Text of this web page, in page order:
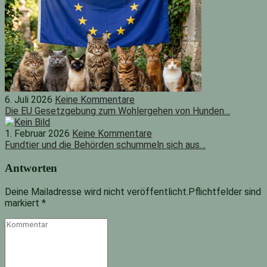
6. Juli 2026 Keine Kommentare
Die EU Gesetzgebung zum Wohlergehen von Hunden…
1. Februar 2026 Keine Kommentare
Fundtier und die Behörden schummeln sich aus…
Antworten
Deine Mailadresse wird nicht veröffentlicht.Pflichtfelder sind
markiert *
Kommentar